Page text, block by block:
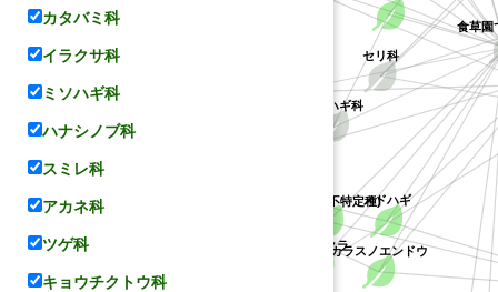
メドハギ
カラスノエンドウ
バラ科
セリ科
ミソハギ科
シバザクラ
(ハギ属の不特定種)
食草
カタバミ科
イラクサ科
ミソハギ科
ハナシノブ科
スミレ科
アカネ科
ツゲ科
キョウチクトウ科